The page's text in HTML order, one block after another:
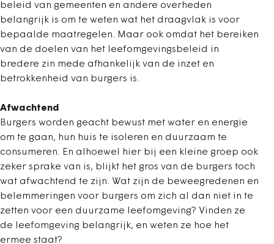
beleid van gemeenten en andere overheden
belangrijk is om te weten wat het draagvlak is voor
bepaalde maatregelen. Maar ook omdat het bereiken
van de doelen van het leefomgevingsbeleid in
bredere zin mede afhankelijk van de inzet en
betrokkenheid van burgers is.
Afwachtend
Burgers worden geacht bewust met water en energie
om te gaan, hun huis te isoleren en duurzaam te
consumeren. En alhoewel hier bij een kleine groep ook
zeker sprake van is, blijkt het gros van de burgers toch
wat afwachtend te zijn. Wat zijn de beweegredenen en
belemmeringen voor burgers om zich al dan niet in te
zetten voor een duurzame leefomgeving? Vinden ze
de leefomgeving belangrijk, en weten ze hoe het
ermee staat?